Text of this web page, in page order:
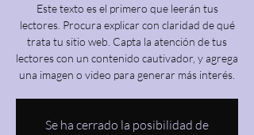
Este texto es el primero que leerán tus
lectores. Procura explicar con claridad de qué
trata tu sitio web. Capta la atención de tus
lectores con un contenido cautivador, y agrega
una imagen o video para generar más interés.
Se ha cerrado la posibilidad de